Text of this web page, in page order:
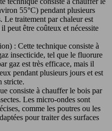
55°C) pendant plusieurs
Le traitement par chaleur est
peut être coûteux et nécessite
: Cette technique consiste à
insecticide, tel que le fluorure
gaz est très efficace, mais il
pendant plusieurs jours et est
stricte.
consiste à chauffer le bois par
Les micro-ondes sont
comme les poutres ou les
pour traiter des surfaces